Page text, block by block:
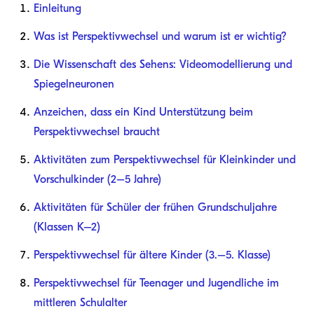
Einleitung
Was ist Perspektivwechsel und warum ist er wichtig?
Die Wissenschaft des Sehens: Videomodellierung und
Spiegelneuronen
Anzeichen, dass ein Kind Unterstützung beim
Perspektivwechsel braucht
Aktivitäten zum Perspektivwechsel für Kleinkinder und
Vorschulkinder (2–5 Jahre)
Aktivitäten für Schüler der frühen Grundschuljahre
(Klassen K–2)
Perspektivwechsel für ältere Kinder (3.–5. Klasse)
Perspektivwechsel für Teenager und Jugendliche im
mittleren Schulalter